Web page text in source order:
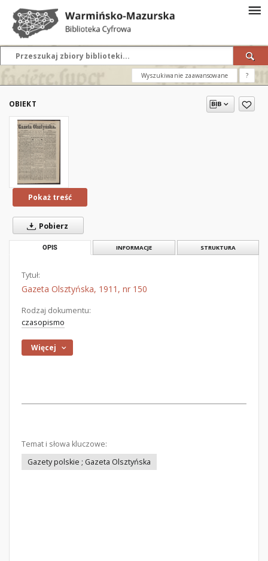
Wyszukiwanie zaawansowane ?
OBIEKT
Pokaż treść
Pobierz
OPIS INFORMACJE STRUKTURA
Tytuł:
Gazeta Olsztyńska, 1911, nr 150
Rodzaj dokumentu:
czasopismo
Więcej
Temat i słowa kluczowe:
Gazety polskie ; Gazeta Olsztyńska